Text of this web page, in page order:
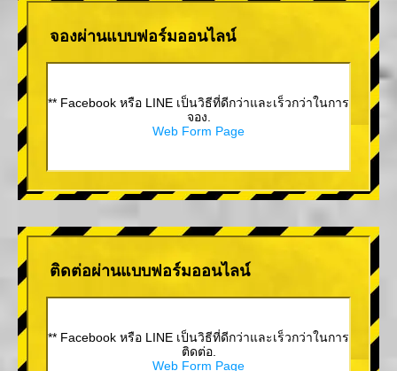
จองผ่านแบบฟอร์มออนไลน์
** Facebook หรือ LINE เป็นวิธีที่ดีกว่าและเร็วกว่าในการ
จอง.
Web Form Page
ติดต่อผ่านแบบฟอร์มออนไลน์
** Facebook หรือ LINE เป็นวิธีที่ดีกว่าและเร็วกว่าในการ
ติดต่อ.
Web Form Page